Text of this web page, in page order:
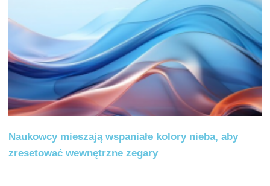
Naukowcy mieszają wspaniałe kolory nieba, aby
zresetować wewnętrzne zegary